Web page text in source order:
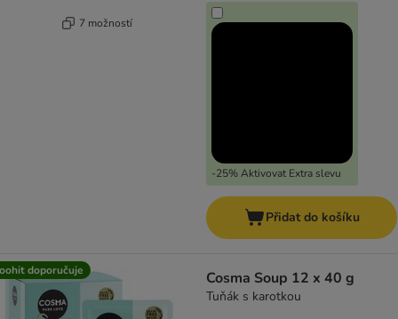
7 možností
-25% Aktivovat Extra slevu
Přidat do košíku
doporučuje Cosma Soup 12 x 40 g
Tuňák s karotkou